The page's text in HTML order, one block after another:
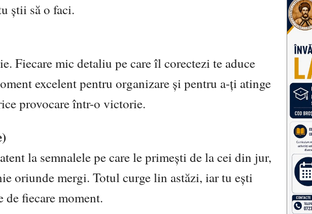
știi să o faci.
Fiecare mic detaliu pe care îl corectezi te aduce
excelent pentru organizare și pentru a-ți atinge
provocare într-o victorie.
la semnalele pe care le primești de la cei din jur,
oriunde mergi. Totul curge lin astăzi, iar tu ești
fiecare moment.